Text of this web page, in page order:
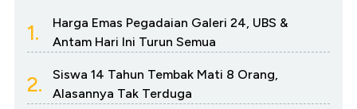
1.
Harga Emas Pegadaian Galeri 24, UBS &
Antam Hari Ini Turun Semua
2.
Siswa 14 Tahun Tembak Mati 8 Orang,
Alasannya Tak Terduga